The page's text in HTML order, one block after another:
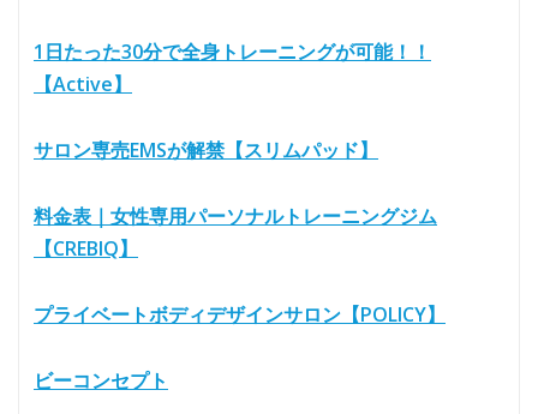
1日たった30分で全身トレーニングが可能！！
【Active】
サロン専売EMSが解禁【スリムパッド】
料金表｜女性専用パーソナルトレーニングジム
【CREBIQ】
プライベートボディデザインサロン【POLICY】
ビーコンセプト